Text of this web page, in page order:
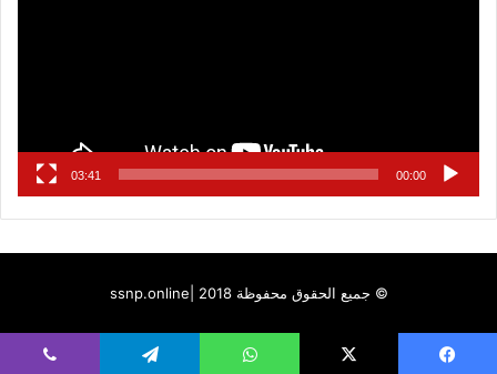
00:00
03:41
© جميع الحقوق محفوظة 2018 | ssnp.online